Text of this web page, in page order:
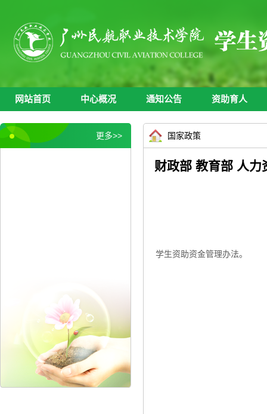
网站首页 中心概况
通知公告
通知公告
资助育人
资助育人
更多>> 国家政策
财政部 教育部 人力
学生资助资金管理办法。